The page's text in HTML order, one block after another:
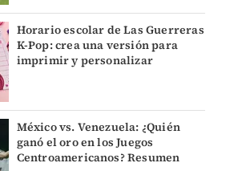
Horario escolar de Las Guerreras
K-Pop: crea una versión para
imprimir y personalizar
México vs. Venezuela: ¿Quién
ganó el oro en los Juegos
Centroamericanos? Resumen